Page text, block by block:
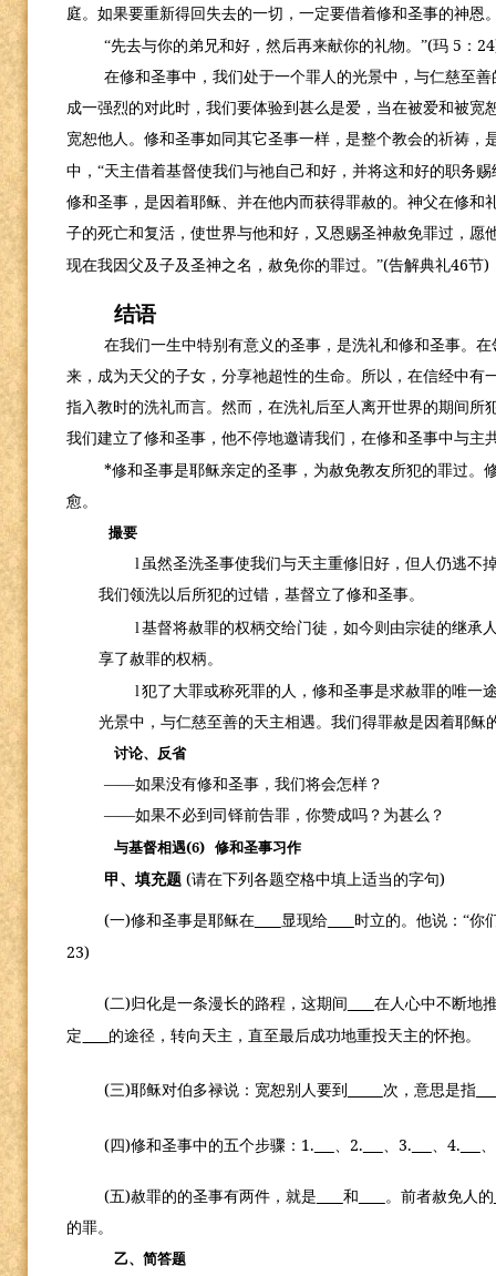
庭。如果要重新得回失去的一切，一定要借着修和圣事的神恩
“先去与你的弟兄和好，然后再来献你的礼物。”(玛5 ：
在修和圣事中，我们处于一个罪人的光景中，与仁慈至
成一强烈的对此时，我们要体验到甚么是爱，当在被爱和被宽
宽恕他人。修和圣事如同其它圣事一样，是整个教会的祈祷，
中，“天主借着基督使我们与祂自己和好，并将这和好的职务赐
修和圣事，是因着耶稣、并在他内而获得罪赦的。神父在修和
子的死亡和复活，使世界与他和好，又恩赐圣神赦免罪过，愿
现在我因父及子及圣神之名，赦免你的罪过。”(告解典礼46节)
结语
在我们一生中特别有意义的圣事，是洗礼和修和圣事。
来，成为天父的子女，分享祂超性的生命。所以，在信经中有
指入教时的洗礼而言。然而，在洗礼后至人离开世界的期间所
我们建立了修和圣事，他不停地邀请我们，在修和圣事中与主
*修和圣事是耶稣亲定的圣事，为赦免教友所犯的罪过。
愈。
撮要
l虽然圣洗圣事使我们与天主重修旧好，但人仍逃不
我们领洗以后所犯的过错，基督立了修和圣事。
l 基督将赦罪的权柄交给门徒，如今则由宗徒的继承
享了赦罪的权柄。
l 犯了大罪或称死罪的人，修和圣事是求赦罪的唯一
光景中，与仁慈至善的天主相遇。我们得罪赦是因着耶稣
讨论、反省
——如果没有修和圣事，我们将会怎样？
——如果不必到司铎前告罪，你赞成吗？为甚么？
与基督相遇(6)
修和圣事习作
甲、填充题(请在下列各题空格中填上适当的字句)
(一)修和圣事是耶稣在 显现给 时立的。他说：“你
23)
(二)归化是一条漫长的路程，这期间
在人心中不断地
定
的途径，转向天主，直至最后成功地重投天主的怀抱。
(三)耶稣对伯多禄说：宽恕别人要到 次，意思是指
(四)修和圣事中的五个步骤： 1. 2. 3. 4.
(五)赦罪的的圣事有两件，就是 和
。前者赦免人的
的罪。
乙、简答题